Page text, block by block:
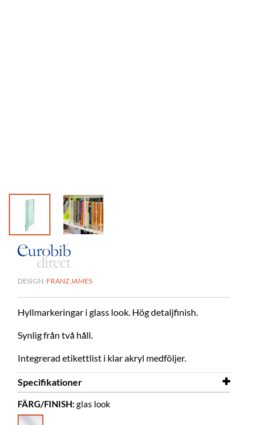
DESIGN: FRANZ JAMES
Hyllmarkeringar i glass look. Hög detaljfinish.
Synlig från två håll.
Integrerad etikettlist i klar akryl medföljer.
Specifikationer
Bredd
8 mm
FÄRG/FINISH: glas look